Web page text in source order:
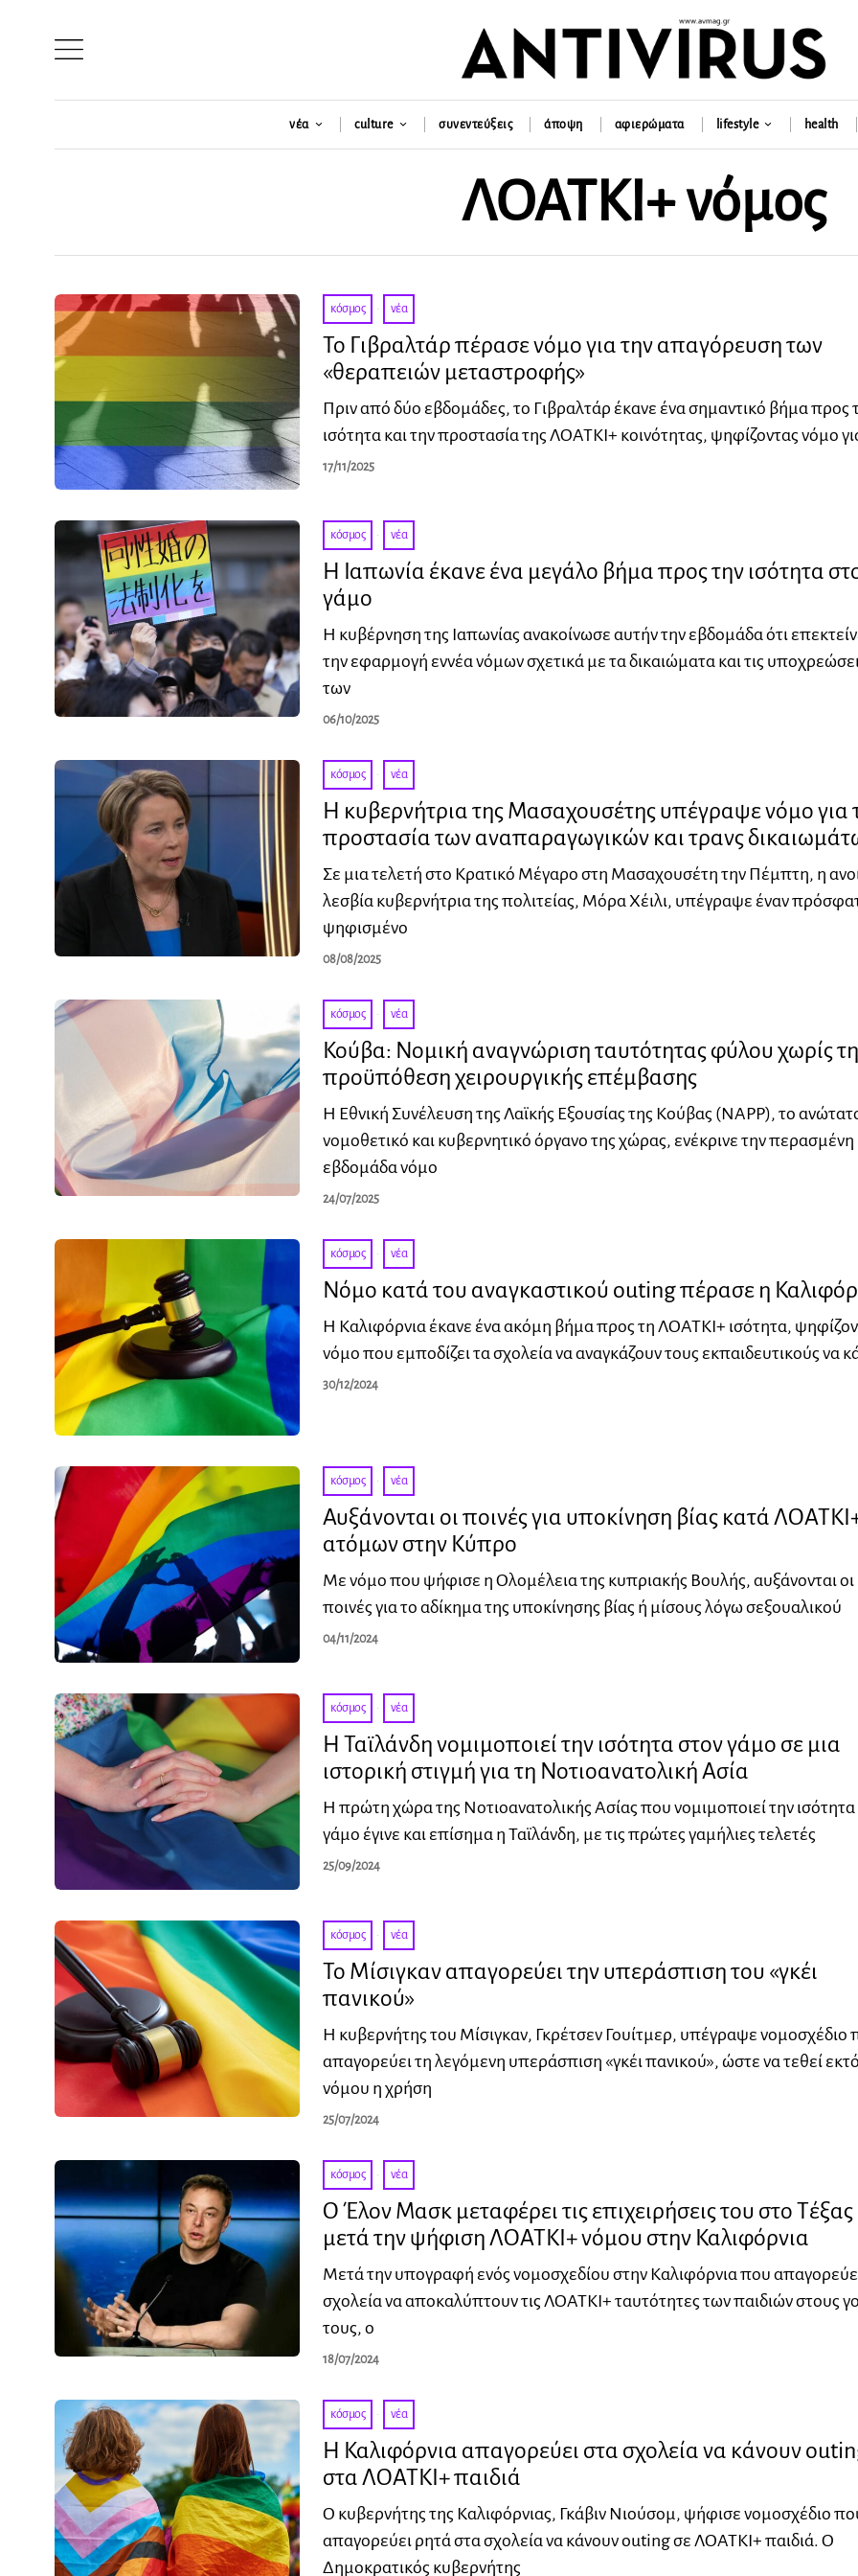
νέα culture συνεντεύξεις άποψη αφιερώματα lifestyle health
ΛΟΑΤΚΙ+ νόμος
κόσμος · νέα
Το Γιβραλτάρ πέρασε νόμο για την απαγόρευση των
«θεραπειών μεταστροφής»
Πριν από δύο εβδομάδες, το Γιβραλτάρ έκανε ένα σημαντικό βήμα προς
ισότητα και την προστασία της ΛΟΑΤΚΙ+ κοινότητας, ψηφίζοντας νόμο
17/11/2025
κόσμος · νέα
Η Ιαπωνία έκανε ένα μεγάλο βήμα προς την ισότητα
γάμο
Η κυβέρνηση της Ιαπωνίας ανακοίνωσε αυτήν την εβδομάδα ότι
την εφαρμογή εννέα νόμων σχετικά με τα δικαιώματα και τις
των
06/10/2025
κόσμος · νέα
Η κυβερνήτρια της Μασαχουσέτης υπέγραψε νόμο για
προστασία των αναπαραγωγικών και τρανς
Σε μια τελετή στο Κρατικό Μέγαρο στη Μασαχουσέτη την Πέμπτη, η
λεσβία κυβερνήτρια της πολιτείας, Μόρα Χέιλι, υπέγραψε έναν
ψηφισμένο
08/08/2025
κόσμος · νέα
Κούβα: Νομική αναγνώριση ταυτότητας φύλου χωρίς
προϋπόθεση χειρουργικής επέμβασης
Η Εθνική Συνέλευση της Λαϊκής Εξουσίας της Κούβας (NAPP), το
νομοθετικό και κυβερνητικό όργανο της χώρας, ενέκρινε την περασμένη
εβδομάδα νόμο
24/07/2025
κόσμος · νέα
Νόμο κατά του αναγκαστικού outing πέρασε η
Η Καλιφόρνια έκανε ένα ακόμη βήμα προς τη ΛΟΑΤΚΙ+ ισότητα,
νόμο που εμποδίζει τα σχολεία να αναγκάζουν τους εκπαιδευτικούς να
30/12/2024
κόσμος · νέα
Αυξάνονται οι ποινές για υποκίνηση βίας κατά
ατόμων στην Κύπρο
Με νόμο που ψήφισε η Ολομέλεια της κυπριακής Βουλής, αυξάνονται οι
ποινές για το αδίκημα της υποκίνησης βίας ή μίσους λόγω σεξουαλικού
04/11/2024
κόσμος · νέα
Η Ταϊλάνδη νομιμοποιεί την ισότητα στον γάμο σε μια
ιστορική στιγμή για τη Νοτιοανατολική Ασία
Η πρώτη χώρα της Νοτιοανατολικής Ασίας που νομιμοποιεί την ισότητα
γάμο έγινε και επίσημα η Ταϊλάνδη, με τις πρώτες γαμήλιες τελετές
25/09/2024
κόσμος · νέα
Το Μίσιγκαν απαγορεύει την υπεράσπιση του «γκέι
πανικού»
Η κυβερνήτης του Μίσιγκαν, Γκρέτσεν Γουίτμερ, υπέγραψε νομοσχέδιο
απαγορεύει τη λεγόμενη υπεράσπιση «γκέι πανικού», ώστε να τεθεί
νόμου η χρήση
25/07/2024
κόσμος · νέα
Ο Έλον Μασκ μεταφέρει τις επιχειρήσεις του στο Τέξας
μετά την ψήφιση ΛΟΑΤΚΙ+ νόμου στην Καλιφόρνια
Μετά την υπογραφή ενός νομοσχεδίου στην Καλιφόρνια που
σχολεία να αποκαλύπτουν τις ΛΟΑΤΚΙ+ ταυτότητες των παιδιών στους
τους, ο
18/07/2024
κόσμος · νέα
Η Καλιφόρνια απαγορεύει στα σχολεία να κάνουν
στα ΛΟΑΤΚΙ+ παιδιά
Ο κυβερνήτης της Καλιφόρνιας, Γκάβιν Νιούσομ, ψήφισε νομοσχέδιο
απαγορεύει ρητά στα σχολεία να κάνουν outing σε ΛΟΑΤΚΙ+ παιδιά. Ο
Δημοκρατικός κυβερνήτης